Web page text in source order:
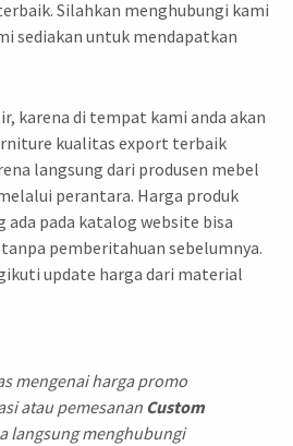
Silahkan menghubungi kami
sediakan untuk mendapatkan
karena di tempat kami anda akan
kualitas export terbaik
langsung dari produsen mebel
perantara. Harga produk
pada katalog website bisa
pemberitahuan sebelumnya.
update harga dari material
mengenai harga promo
atau pemesanan Custom
langsung menghubungi